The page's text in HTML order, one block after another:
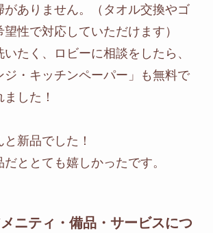
がありません。（タオル交換やゴ
望性で対応していただけます）
たく、ロビーに相談をしたら、
ジ・キッチンペーパー」も無料で
した！
新品でした！
ととても嬉しかったです。
ニティ・備品・サービスにつ